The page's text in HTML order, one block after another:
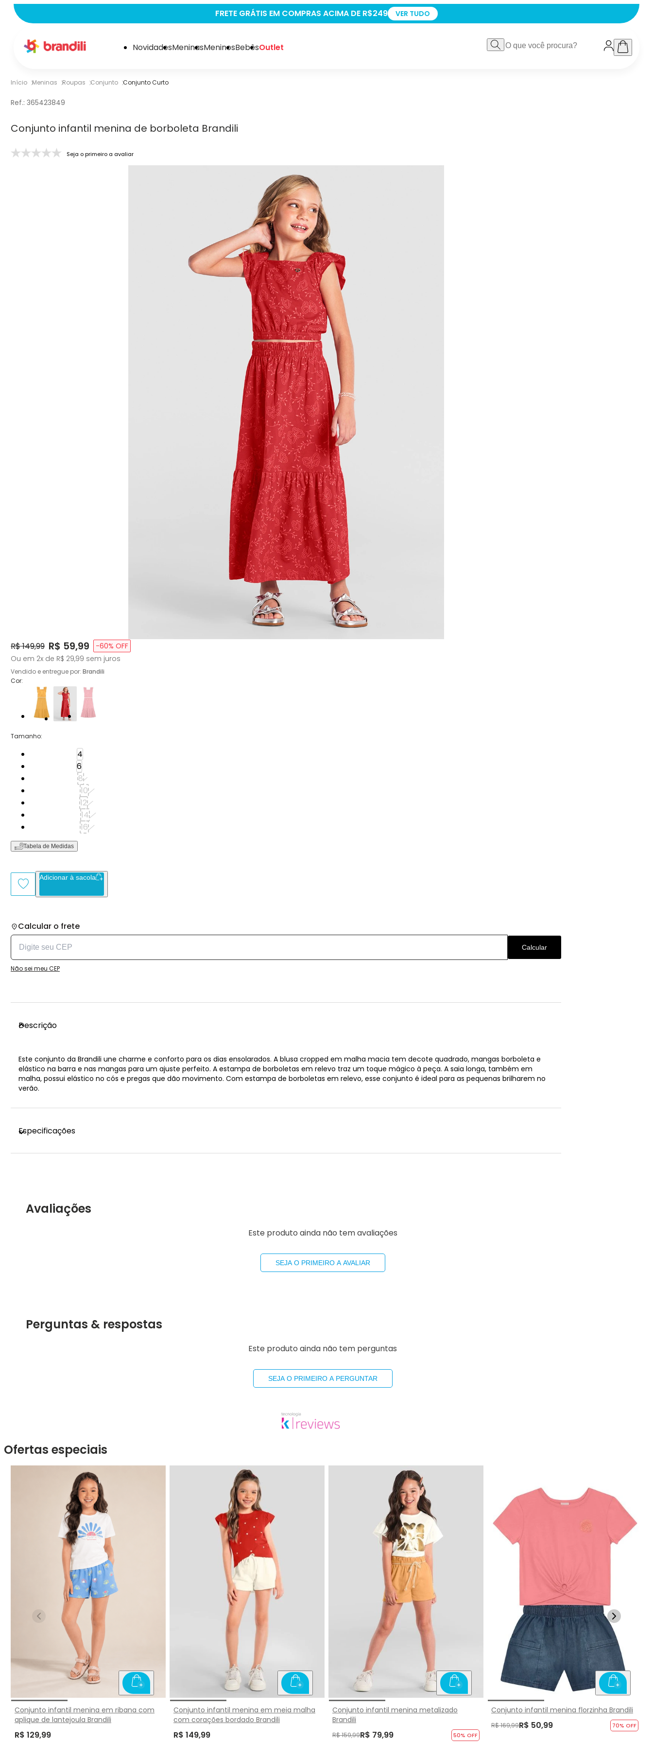
+5% OFF PAGANDO NO PIX VER TUDO
NovidadesMeninasMeninosBebêsOutlet
Início Meninas Roupas Conjunto Conjunto Curto
Ref.: 365423849
Conjunto infantil menina de borboleta Brandili
Seja o primeiro a avaliar
Original Price:
R$ 149,99 Price:
R$ 59,99 -60% OFF
Ou em 2x de R$ 29,99 sem juros
Vendido e entregue por: Brandili
Cor:
Tamanho:
4
6
8
10
12
14
16
Tabela de Medidas
Adicionar à sacola
Calcular o frete
Calcular
Não sei meu CEP
Descrição
Este conjunto da Brandili une charme e conforto para os dias ensolarados. A blusa cropped em malha macia tem decote quadrado, mangas borboleta e
elástico na barra e nas mangas para um ajuste perfeito. A estampa de borboletas em relevo traz um toque mágico à peça. A saia longa, também em
malha, possui elástico no cós e pregas que dão movimento. Com estampa de borboletas em relevo, esse conjunto é ideal para as pequenas brilharem no
verão.
Especificações
Avaliações
Este produto ainda não tem avaliações
SEJA O PRIMEIRO A AVALIAR
Perguntas & respostas
Este produto ainda não tem perguntas
SEJA O PRIMEIRO A PERGUNTAR
Ofertas especiais
Conjunto infantil menina em ribana com
aplique de lantejoula Brandili
R$ 129,99
Conjunto infantil menina em meia malha
com corações bordado Brandili
R$ 149,99
Conjunto infantil menina metalizado
Brandili
R$ 159,99R$ 79,99 50% OFF
Conjunto infantil menina florzinha Brandili
R$ 169,99R$ 50,99 70% OFF